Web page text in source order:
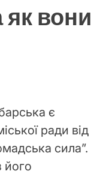
як вони
є
ради від
сила”.
його